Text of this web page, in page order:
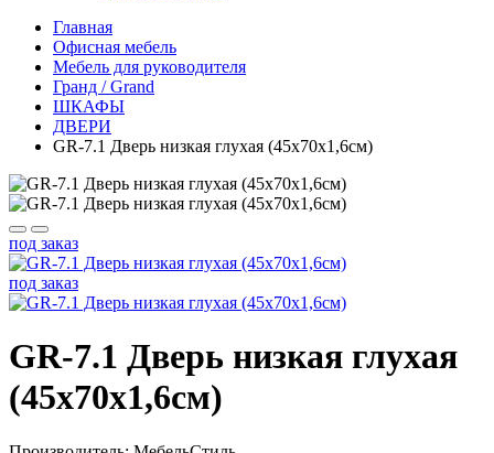
Главная
Офисная мебель
Мебель для руководителя
Гранд / Grand
ШКАФЫ
ДВЕРИ
GR-7.1 Дверь низкая глухая (45x70x1,6см)
под заказ
под заказ
GR-7.1 Дверь низкая глухая
(45x70x1,6см)